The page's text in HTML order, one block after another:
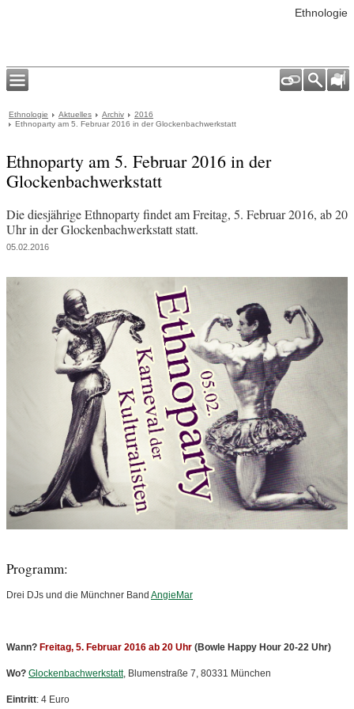
Ethnologie
Ethnologie Aktuelles Archiv
2016
Ethnoparty am 5. Februar 2016 in der Glockenbachwerkstatt
Ethnoparty am 5. Februar 2016 in der
Glockenbachwerkstatt
Die diesjährige Ethnoparty findet am Freitag, 5. Februar 2016, ab 20
Uhr in der Glockenbachwerkstatt statt.
05.02.2016
Programm:
Drei DJs und die Münchner Band AngieMar
Wann? Freitag, 5. Februar 2016 ab 20 Uhr (Bowle Happy Hour 20-22 Uhr)
Wo? Glockenbachwerkstatt, Blumenstraße 7, 80331 München
Eintritt: 4 Euro